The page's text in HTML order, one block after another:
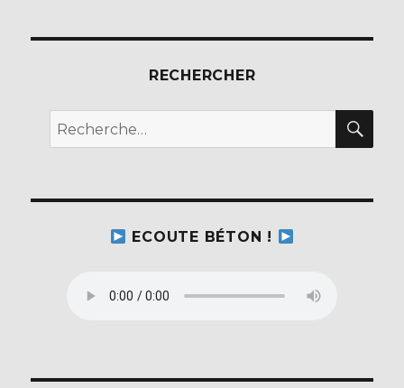
RECHERCHER
Recherche
pour :
ECOUTE BÉTON !